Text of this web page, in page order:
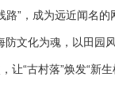
路”，成为远近闻名的
防文化为魂，以田园
“古村落”焕发“新生